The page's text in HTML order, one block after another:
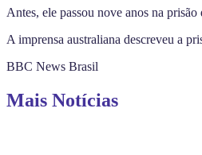
Antes, ele passou nove anos na
A imprensa australiana descreveu a
BBC News Brasil
Mais Notícias